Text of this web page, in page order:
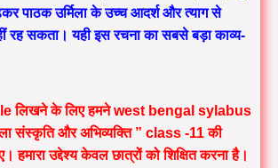
पाठक उर्मिला के उच्च आदर्श और त्याग से
रह सकता। यही इस रचना का सबसे बड़ाकाव्य-
लिखने के लिए हमने west bengal sylabus
संस्कृति और अभिव्यक्ति ” class -11 की
उद्देश्य केवल छात्रों को शिक्षित करना है।